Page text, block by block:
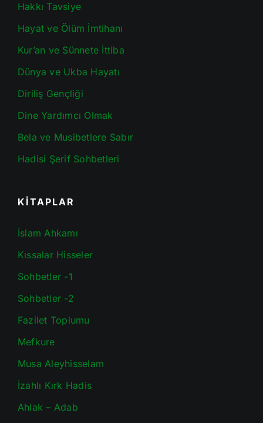
Hakkı Tavsiye
Hayat ve Ölüm İmtihanı
Kur’an ve Sünnete İttiba
Dünya ve Ukba Hayatı
Diriliş Gençliği
Dine Yardımcı Olmak
Bela ve Musibetlere Sabır
Hadisi Şerif Sohbetleri
KİTAPLAR
İslam Ahkamı
Kıssalar Hisseler
Sohbetler -1
Sohbetler -2
Fazilet Toplumu
Mefkure
Musa Aleyhisselam
İzahlı Kırk Hadis
Ahlak – Adab